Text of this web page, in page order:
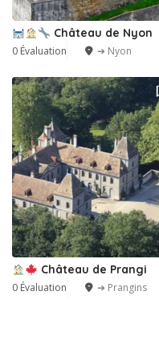
Château de Nyon
0 Évaluation ➔ Nyon
Château de Prangi
0 Évaluation ➔ Prangins